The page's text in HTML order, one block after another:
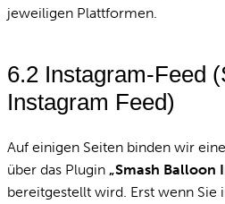
jeweiligen Plattformen.
6.2 Instagram-Feed
Instagram Feed)
Auf einigen Seiten binden wir
über das Plugin „Smash Balloon
bereitgestellt wird. Erst wenn